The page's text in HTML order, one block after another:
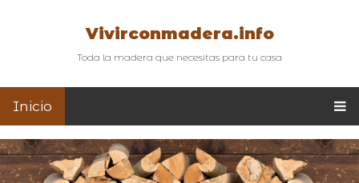
Vivirconmadera.info
Toda la madera que necesitas para tu casa
Inicio